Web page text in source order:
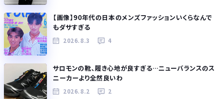
【画像】90年代の日本のメンズファッションいくらなんで
もダサすぎる
2026.8.3 4
サロモンの靴、履き心地が良すぎる…ニューバランスのス
ニーカーより全然良いわ
2026.8.2 2